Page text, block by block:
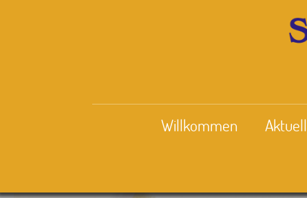
Willkommen Aktuell